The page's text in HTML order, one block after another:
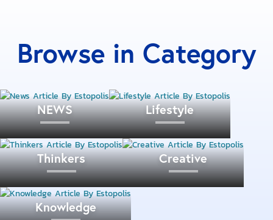
Browse in Category
NEWS Lifestyle
Thinkers Creative
Knowledge